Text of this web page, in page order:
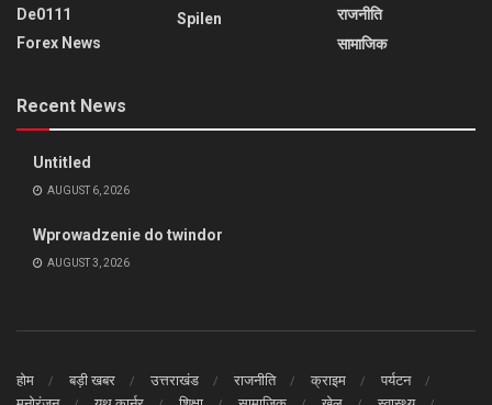
De0111
Forex News
Spilen
राजनीति
सामाजिक
Recent News
Untitled
AUGUST 6, 2026
Wprowadzenie do twindor
AUGUST 3, 2026
होम बड़ी खबर उत्तराखंड राजनीति क्राइम
पर्यटन